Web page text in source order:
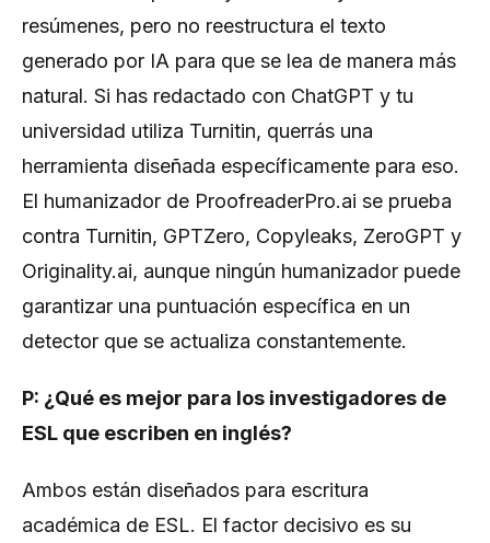
resúmenes, pero no reestructura el texto
generado por IA para que se lea de manera más
natural. Si has redactado con ChatGPT y tu
universidad utiliza Turnitin, querrás una
herramienta diseñada específicamente para eso.
El humanizador de ProofreaderPro.ai se prueba
contra Turnitin, GPTZero, Copyleaks, ZeroGPT y
Originality.ai, aunque ningún humanizador puede
garantizar una puntuación específica en un
detector que se actualiza constantemente.
P: ¿Qué es mejor para los investigadores de
ESL que escriben en inglés?
Ambos están diseñados para escritura
académica de ESL. El factor decisivo es su